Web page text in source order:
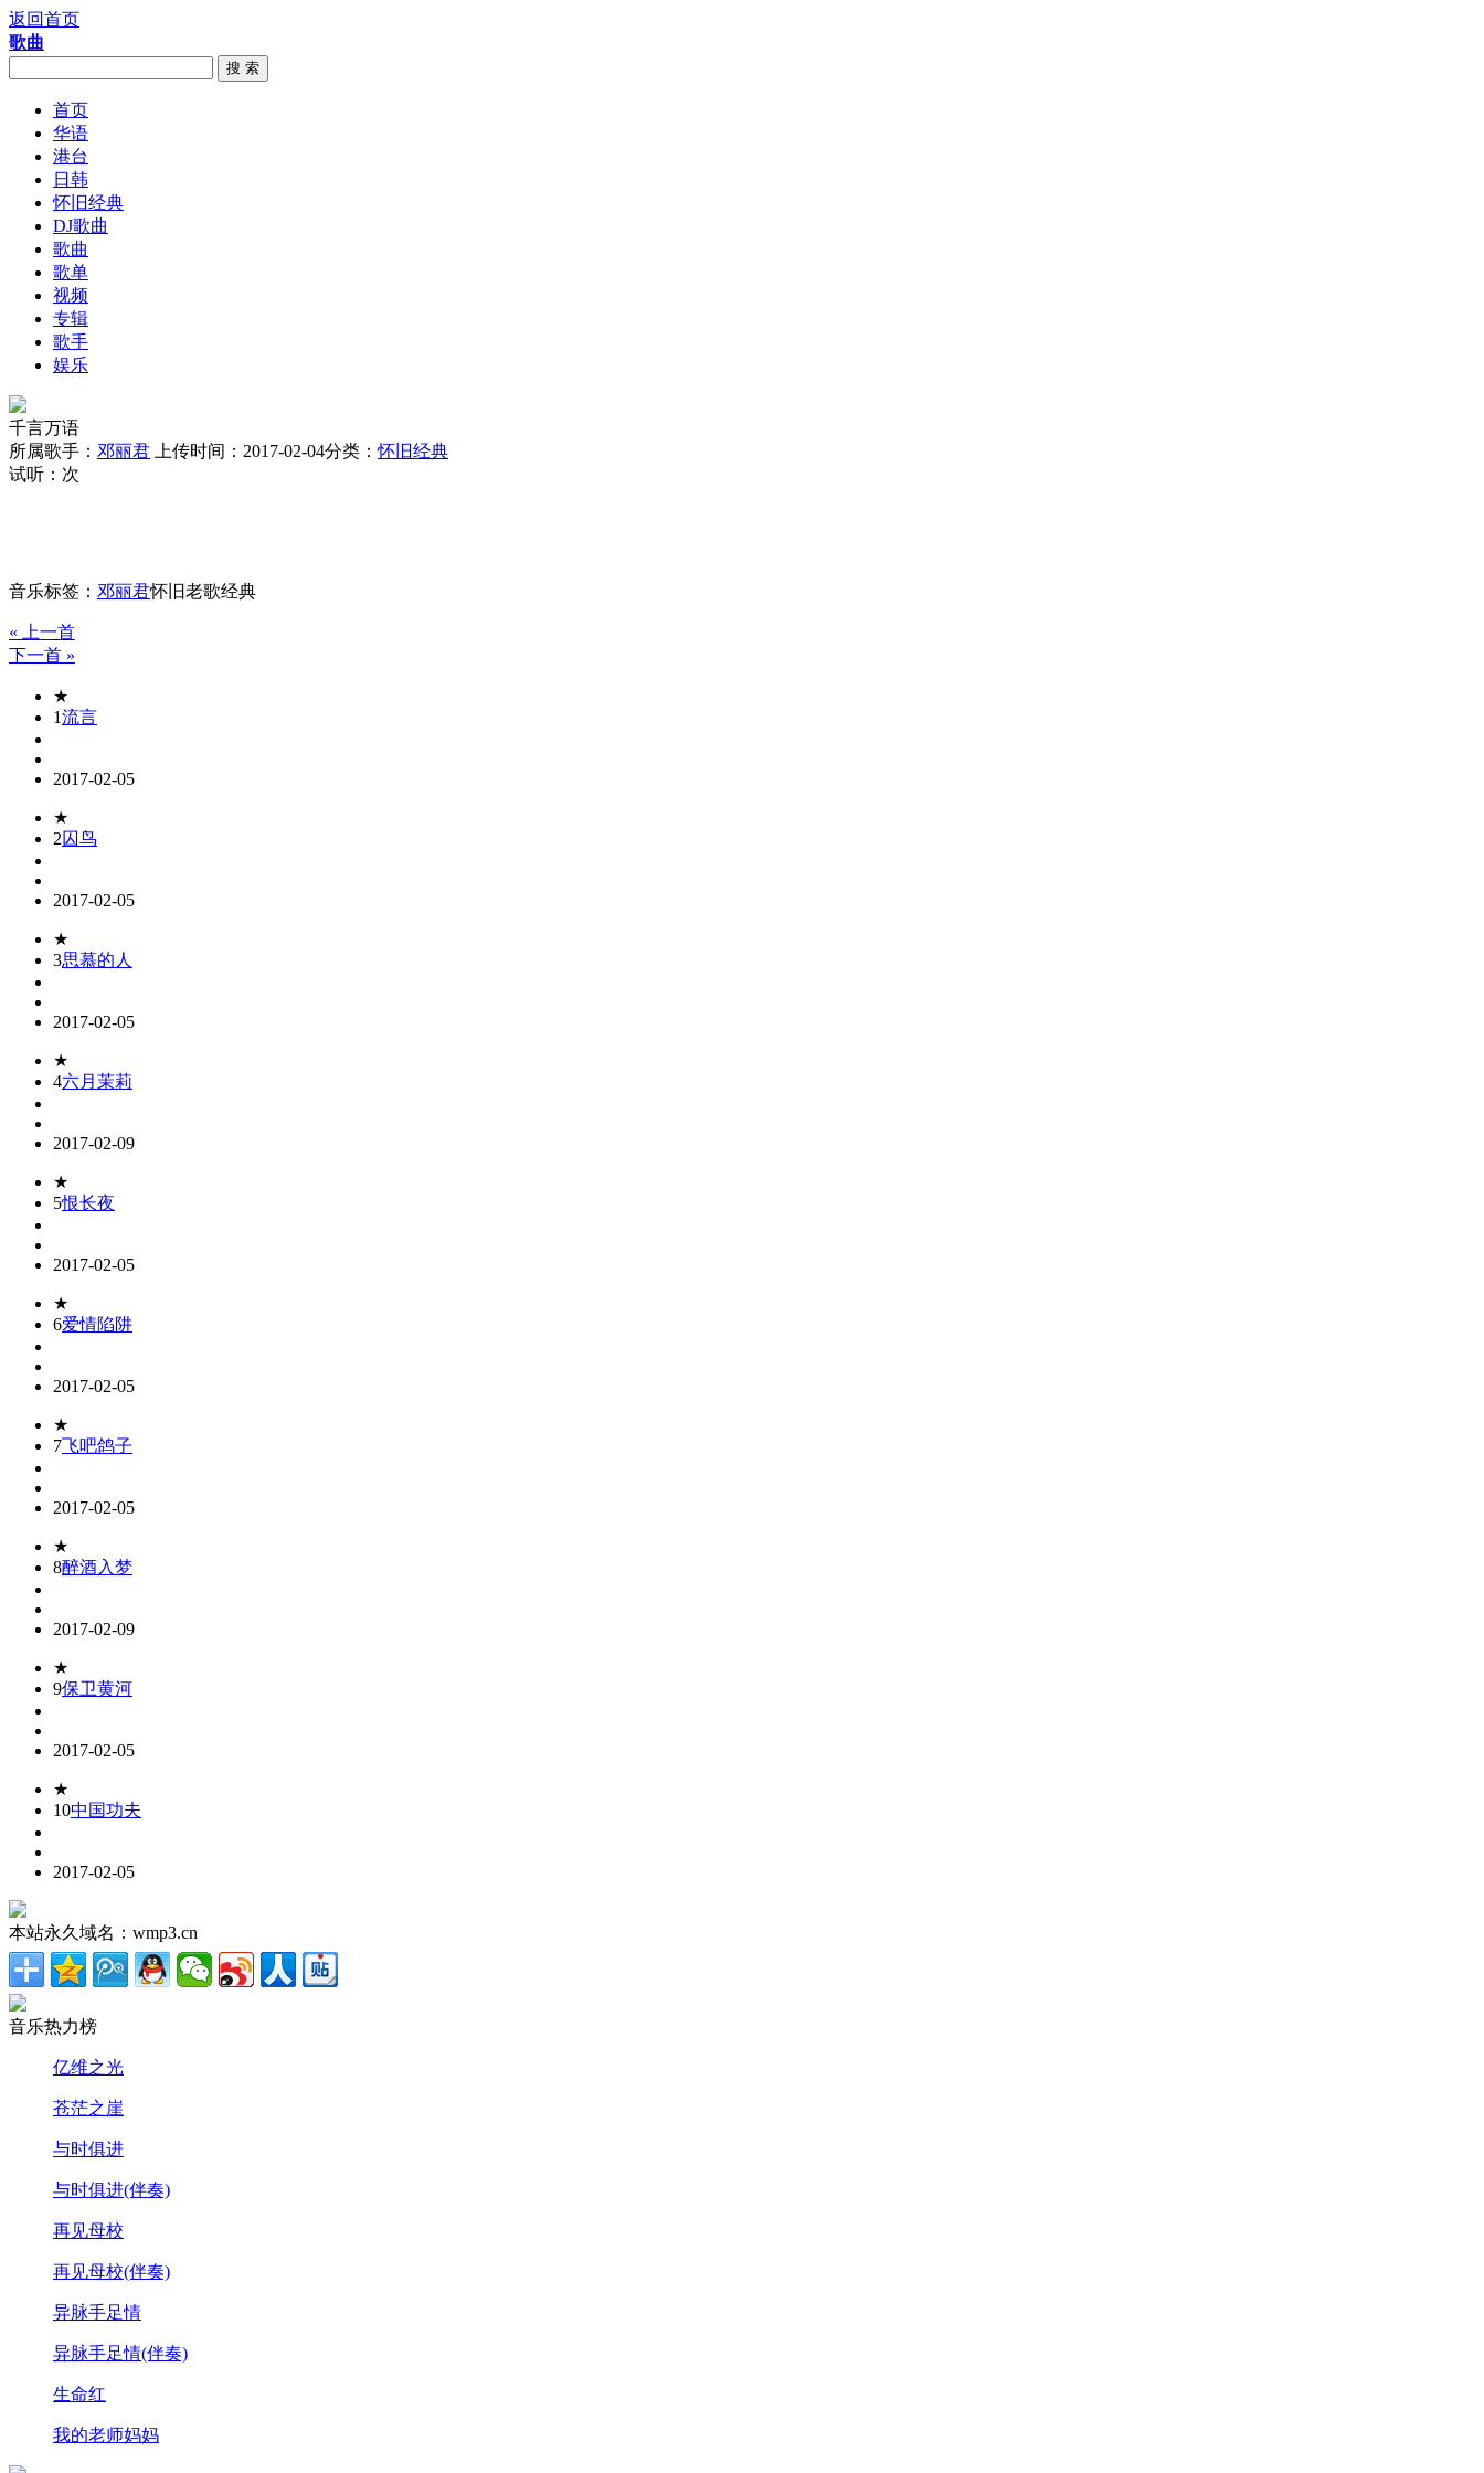
返回首页
歌曲
搜 索
首页
华语
港台
日韩
怀旧经典
DJ歌曲
歌曲
歌单
视频
专辑
歌手
娱乐
千言万语
所属歌手： 邓丽君 上传时间：2017-02-04分类：怀旧经典
试听： 次
音乐标签： 邓丽君怀旧老歌经典
« 上一首
下一首 »
★
1流言
2017-02-05
★
2囚鸟
2017-02-05
★
3思慕的人
2017-02-05
★
4六月茉莉
2017-02-09
★
5恨长夜
2017-02-05
★
6爱情陷阱
2017-02-05
★
7飞吧鸽子
2017-02-05
★
8醉酒入梦
2017-02-09
★
9保卫黄河
2017-02-05
★
10中国功夫
2017-02-05
本站永久域名：wmp3.cn
音乐热力榜
亿维之光
苍茫之崖
与时俱进
与时俱进(伴奏)
再见母校
再见母校(伴奏)
异脉手足情
异脉手足情(伴奏)
生命红
我的老师妈妈